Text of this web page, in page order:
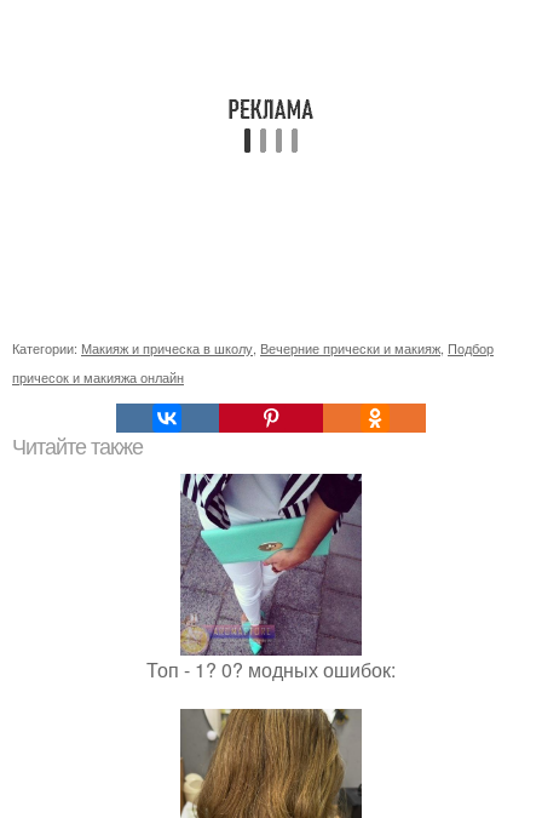
Категории: Макияж и прическа в школу, Вечерние прически и макияж, Подбор
причесок и макияжа онлайн
Читайте также
Топ - 1? 0? модных ошибок: